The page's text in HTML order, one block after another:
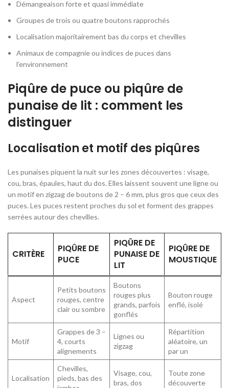
Démangeaison forte et quasi immédiate
Groupes de trois ou quatre boutons rapprochés
Localisation majoritairement bas du corps et chevilles
Animaux de compagnie ou indices de puces dans
l’environnement
Piqûre de puce ou piqûre de
punaise de lit : comment les
distinguer
Localisation et motif des piqûres
Les punaises piquent la nuit sur les zones découvertes : visage,
cou, bras, épaules, haut du dos. Elles laissent souvent une ligne ou
un motif en zigzag de boutons de 2 – 6 mm, plus gros que ceux des
puces. Les puces restent proches du sol et forment des grappes
serrées autour des chevilles.
CRITÈRE
PIQÛRE DE
PUCE
PIQÛRE DE
PUNAISE DE
LIT
PIQÛRE DE
MOUSTIQUE
Aspect
Petits boutons
rouges, centre
clair ou sombre
Boutons
rouges plus
grands, parfois
gonflés
Bouton rouge
enflé, isolé
Motif
Grappes de 3 –
4, courts
alignements
Lignes ou
zigzag
Répartition
aléatoire, un
par un
Localisation
Chevilles,
pieds, bas des
Visage, cou,
bras, dos
Toute zone
découverte